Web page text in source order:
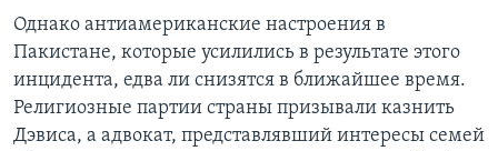
Однако антиамериканские настроения в
Пакистане, которые усилились в результате этого
инцидента, едва ли снизятся в ближайшее время.
Религиозные партии страны призывали казнить
Дэвиса, а адвокат, представлявший интересы семей